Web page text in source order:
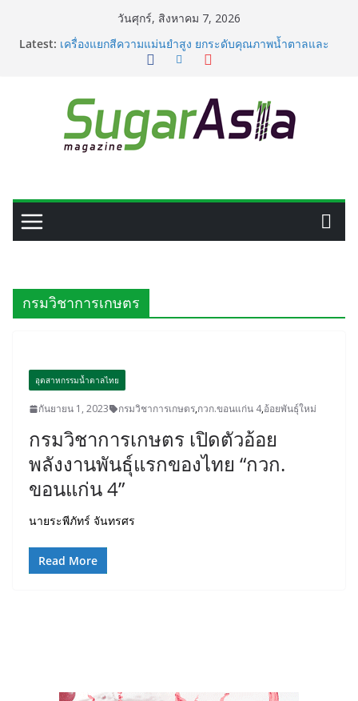
วันศุกร์, สิงหาคม 7, 2026
Latest: เครื่องแยกสีความแม่นยำสูง ยกระดับคุณภาพน้ำตาลและ
ประสิทธิภาพการผลิต
เปลี่ยนของเสียจากน้ำตาลสู่โปรตีน: Planetary เดินหน้า
ขยายนวัตกรรมด้านเทคโนโลยีอาหาร
GC เปิดโรงงาน NatureWorks แห่งใหม่ ผลิต PLA ครบ
วงจร ดันไทยสู่ศูนย์กลางไบโอพลาสติกของเอเชีย
กรมวิชาการเกษตร
อุตสาหกรรมน้ำตาลไทย
กันยายน 1, 2023 กรมวิชาการเกษตร,กวก.ขอนแก่น 4,อ้อยพันธุ์ใหม่
กรมวิชาการเกษตร เปิดตัวอ้อย
พลังงานพันธุ์แรกของไทย “กวก.
ขอนแก่น 4”
นายระพีภัทร์ จันทรศร
Read More